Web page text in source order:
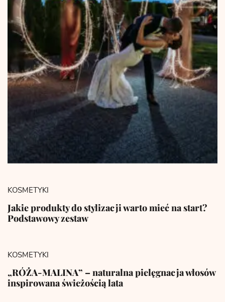
KOSMETYKI
Jakie produkty do stylizacji warto mieć na start?
Podstawowy zestaw
KOSMETYKI
„RÓŻA-MALINA” – naturalna pielęgnacja włosów
inspirowana świeżością lata